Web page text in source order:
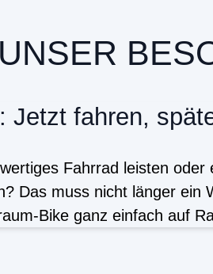
UNSER
Jetzt fahren,
Fahrrad leisten oder
Das muss nicht länger ein
Bike ganz einfach auf